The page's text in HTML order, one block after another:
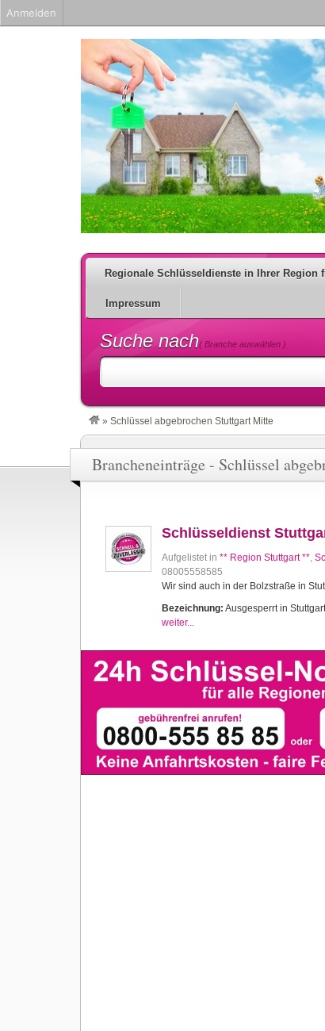
Regionale Schlüsseldienste in Ihrer Region
Impressum
Suche nach( Branche auswählen )
» Schlüssel abgebrochen Stuttgart Mitte
Brancheneinträge - Schlüssel
Schlüsseldienst
Aufgelistet in ** Region Stuttgart **,
08005558585
Wir sind auch in der Bolzstraße in
Bezeichnung: Ausgesperrt in
weiter...
Anmelden